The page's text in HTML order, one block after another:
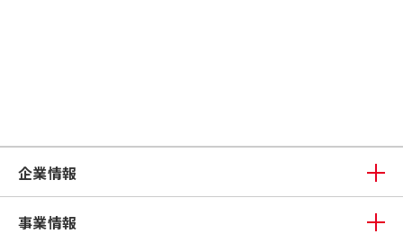
企業情報
事業情報